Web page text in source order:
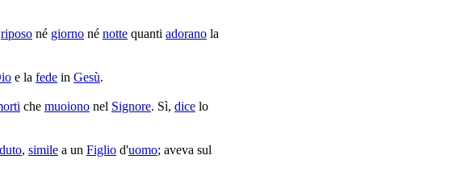
riposo né giorno né notte quanti adorano la
e la fede in Gesù.
che muoiono nel Signore. Sì, dice lo
, simile a un Figlio d'uomo; aveva sul